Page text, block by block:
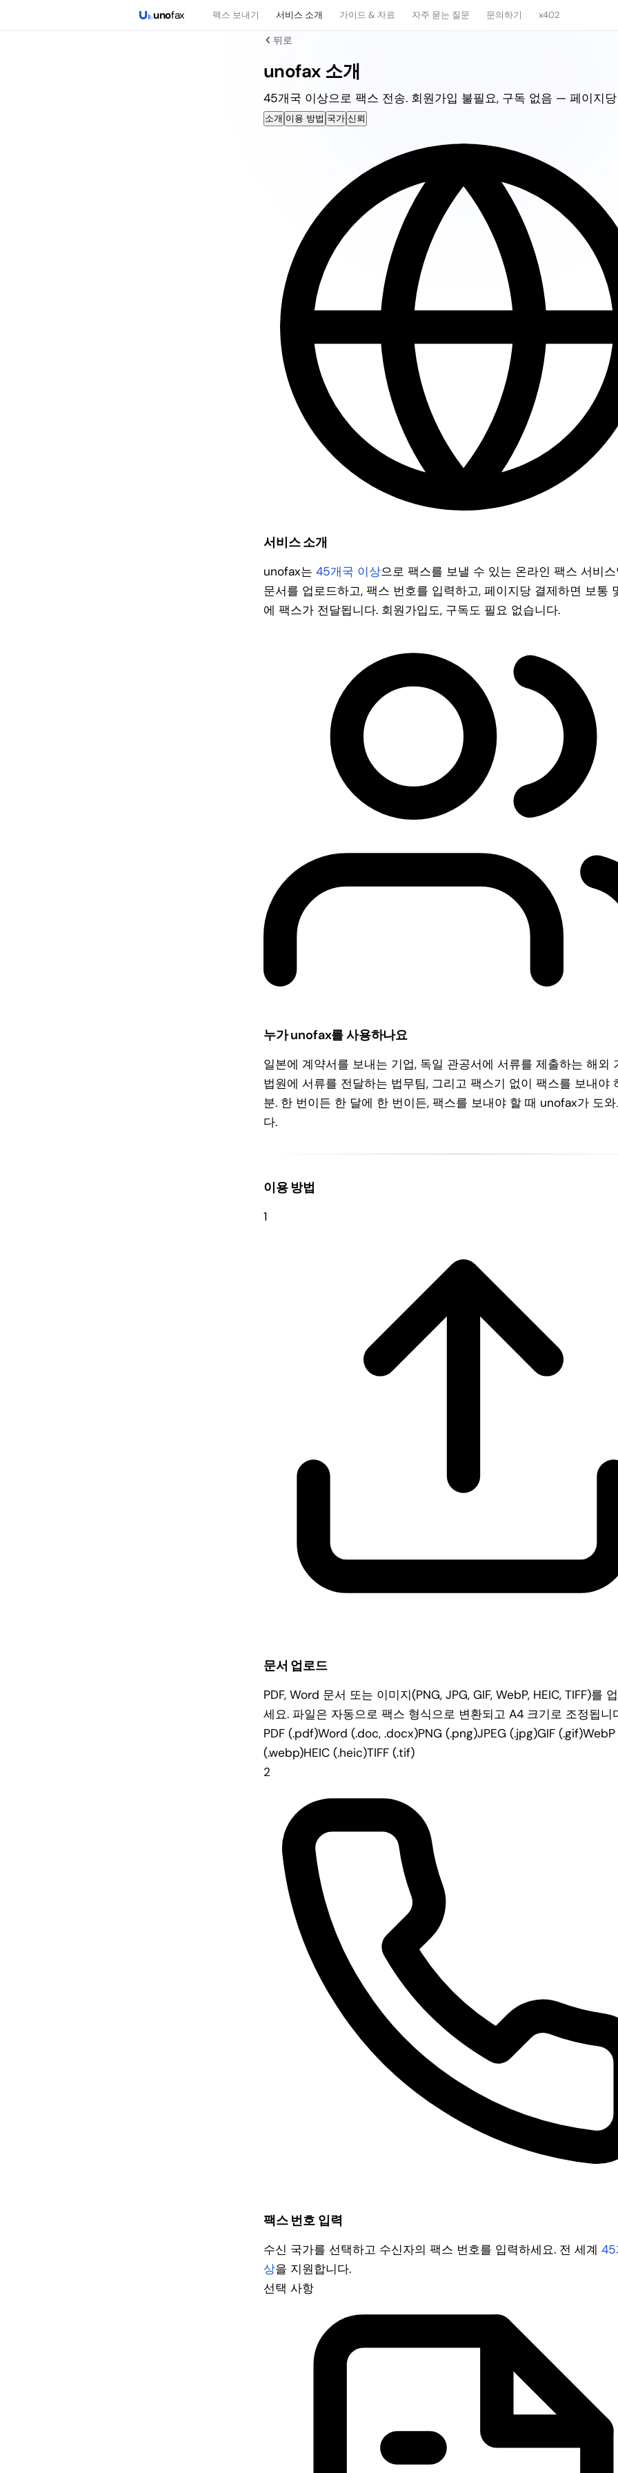
unofax 팩스 보내기 서비스 소개 가이드 & 자료 자주 묻는 질문 문의하기 x402
뒤로
unofax 소개
45개국 이상으로 팩스 전송. 회원가입 불필요, 구독 없음 — 페이지
소개 이용 방법 국가 신뢰
서비스 소개
unofax는 45개국 이상으로 팩스를 보낼 수 있는 온라인 팩스 서비
문서를 업로드하고, 팩스 번호를 입력하고, 페이지당 결제하면 보통
에 팩스가 전달됩니다. 회원가입도, 구독도 필요 없습니다.
누가 unofax를 사용하나요
일본에 계약서를 보내는 기업, 독일 관공서에 서류를 제출하는 해외
법원에 서류를 전달하는 법무팀, 그리고 팩스기 없이 팩스를 보내야
분. 한 번이든 한 달에 한 번이든, 팩스를 보내야 할 때 unofax가 도와
다.
이용 방법
1
문서 업로드
PDF, Word 문서 또는 이미지(PNG, JPG, GIF, WebP, HEIC, TIFF)를
세요. 파일은 자동으로 팩스 형식으로 변환되고 A4 크기로 조정됩니
PDF (.pdf)Word (.doc, .docx)PNG (.png)JPEG (.jpg)GIF (.gif)WebP
(.webp)HEIC (.heic)TIFF (.tif)
2
팩스 번호 입력
수신 국가를 선택하고 수신자의 팩스 번호를 입력하세요. 전 세계 45
상을 지원합니다.
선택 사항